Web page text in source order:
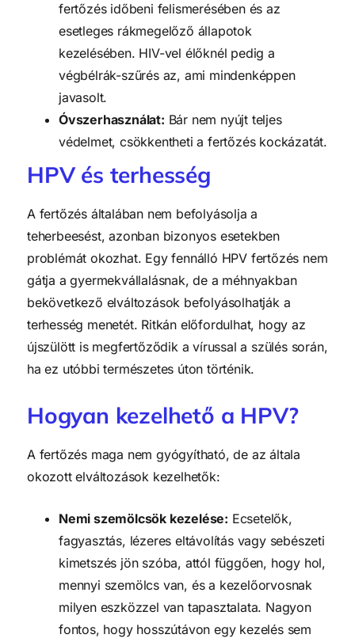
fertőzés időbeni felismerésében és az
esetleges rákmegelőző állapotok
kezelésében. HIV-vel élőknél pedig a
végbélrák-szűrés az, ami mindenképpen
javasolt.
Óvszerhasználat: Bár nem nyújt teljes
védelmet, csökkentheti a fertőzés kockázatát.
HPV és terhesség
A fertőzés általában nem befolyásolja a
teherbeesést, azonban bizonyos esetekben
problémát okozhat. Egy fennálló HPV fertőzés nem
gátja a gyermekvállalásnak, de a méhnyakban
bekövetkező elváltozások befolyásolhatják a
terhesség menetét. Ritkán előfordulhat, hogy az
újszülött is megfertőződik a vírussal a szülés során,
ha ez utóbbi természetes úton történik.
Hogyan kezelhető a HPV?
A fertőzés maga nem gyógyítható, de az általa
okozott elváltozások kezelhetők:
Nemi szemölcsök kezelése: Ecsetelők,
fagyasztás, lézeres eltávolítás vagy sebészeti
kimetszés jön szóba, attól függően, hogy hol,
mennyi szemölcs van, és a kezelőorvosnak
milyen eszközzel van tapasztalata. Nagyon
fontos, hogy hosszútávon egy kezelés sem